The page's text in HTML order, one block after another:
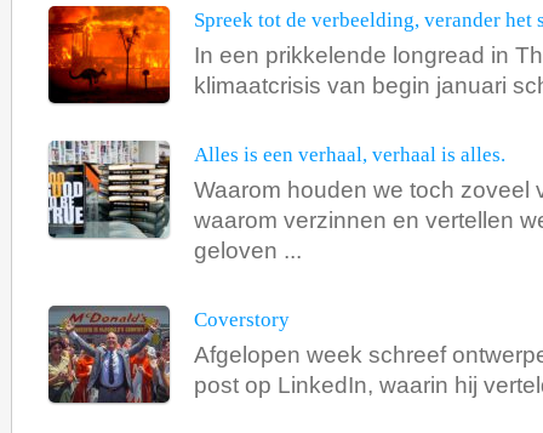
Spreek tot de verbeelding, verander het
In een prikkelende longread in
klimaatcrisis van begin januari
Alles is een verhaal, verhaal is alles.
Waarom houden we toch zoveel
waarom verzinnen en vertellen
geloven ...
Coverstory
Afgelopen week schreef
post op LinkedIn, waarin hij